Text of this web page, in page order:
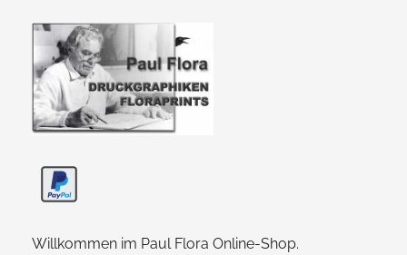
Willkommen im Paul Flora Online-Shop.